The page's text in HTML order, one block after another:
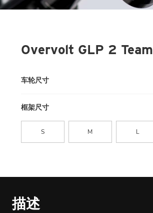
Overvolt GLP 2 Team
车轮尺寸
框架尺寸
S M L
描述